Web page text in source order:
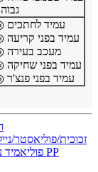
◎ עמיד לחתכים
◎ עמיד בפני קריעה
◎ מעכב בעירה
◎ עמיד בפני שחיקה
◎ עמיד בפני פנצ'ר
זכוכית/פוליאסטר/